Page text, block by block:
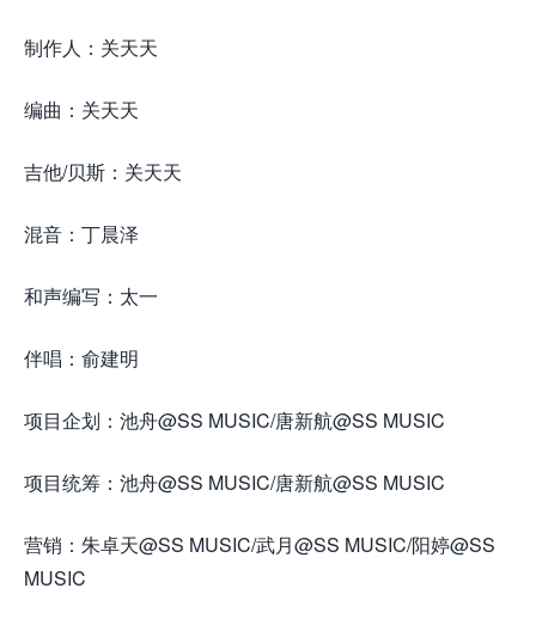
制作人：关天天
编曲：关天天
吉他/贝斯：关天天
混音：丁晨泽
和声编写：太一
伴唱：俞建明
项目企划：池舟@SS MUSIC/唐新航@SS MUSIC
项目统筹：池舟@SS MUSIC/唐新航@SS MUSIC
营销：朱卓天@SS MUSIC/武月@SS MUSIC/阳婷@SS
MUSIC